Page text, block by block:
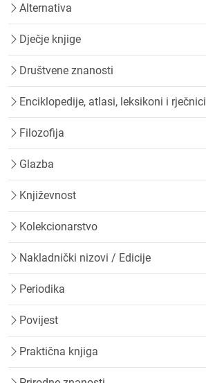
Alternativa
Dječje knjige
Društvene znanosti
Enciklopedije, atlasi, leksikoni i rječnici
Filozofija
Glazba
Književnost
Kolekcionarstvo
Nakladnički nizovi / Edicije
Periodika
Povijest
Praktična knjiga